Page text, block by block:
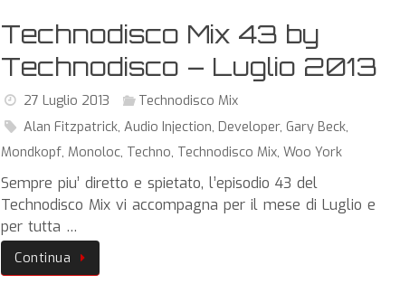
Technodisco Mix 43 by
Technodisco – Luglio 2013
27 Luglio 2013
Technodisco Mix
Alan Fitzpatrick, Audio Injection, Developer, Gary Beck,
Mondkopf, Monoloc, Techno, Technodisco Mix,Woo York
Sempre piu’ diretto e spietato, l’episodio 43 del
Technodisco Mix vi accompagna per il mese di Luglio e
per tutta …
Continua